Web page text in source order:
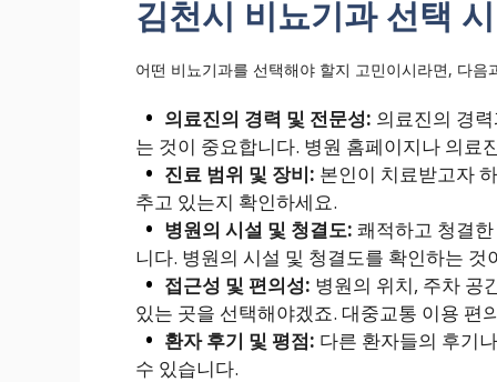
김천시 비뇨기과 선택
어떤 비뇨기과를 선택해야 할지 고민이시라면, 다
의료진의 경력 및 전문성: 의료진의 경
는 것이 중요합니다. 병원 홈페이지나 의료
진료 범위 및 장비: 본인이 치료받고자
추고 있는지 확인하세요.
병원의 시설 및 청결도: 쾌적하고 청결
니다. 병원의 시설 및 청결도를 확인하는 것
접근성 및 편의성: 병원의 위치, 주차 공
있는 곳을 선택해야겠죠. 대중교통 이용 편
환자 후기 및 평점: 다른 환자들의 후기
수 있습니다.